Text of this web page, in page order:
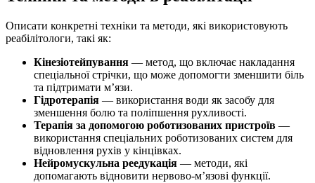
Описати конкретні техніки та методи, які використовують
реабілітологи, такі як:
Кінезіотейпування — метод, що включає накладання
спеціальної стрічки, що може допомогти зменшити біль
та підтримати м’язи.
Гідротерапія — використання води як засобу для
зменшення болю та поліпшення рухливості.
Терапія за допомогою роботизованих пристроїв —
використання спеціальних роботизованих систем для
відновлення рухів у кінцівках.
Нейромускульна реедукація — методи, які
допомагають відновити нервово-м’язові функції.